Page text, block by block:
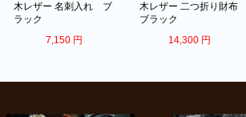
木レザー 名刺入れ ブ
ラック
7,150 円
木レザー 二つ折り財布
ブラック
14,300 円